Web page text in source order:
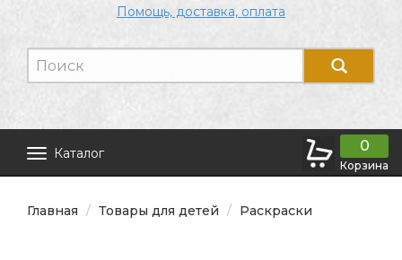
Помощь, доставка, оплата
Каталог 0
Корзина
Главная Товары для детей Раскраски